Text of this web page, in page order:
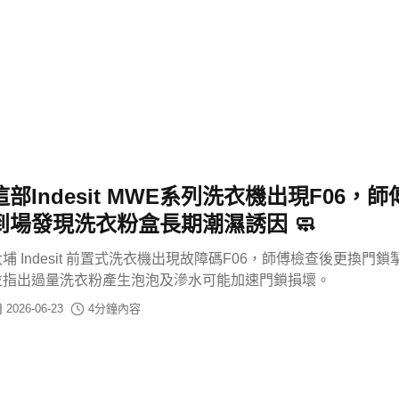
部Indesit MWE系列洗衣機出現F06，師
場發現洗衣粉盒長期潮濕誘因 🧼
埔 Indesit 前置式洗衣機出現故障碼F06，師傅檢查後更換門鎖
出過量洗衣粉產生泡泡及滲水可能加速門鎖損壞。
2026-06-23 4分鐘內容